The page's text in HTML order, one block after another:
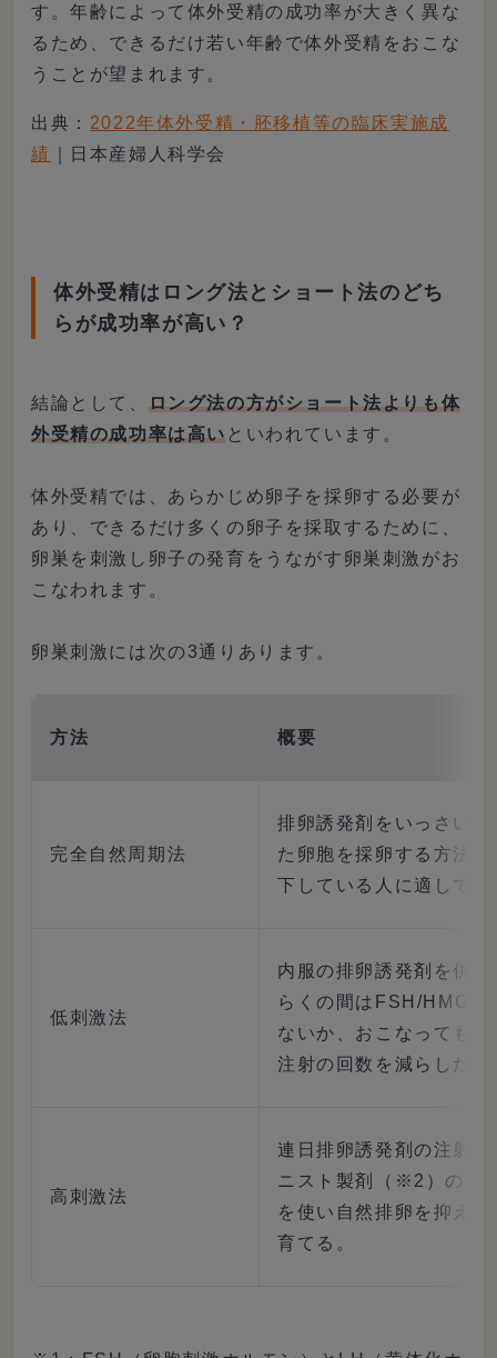
す。年齢によって体外受精の成功率が大きく異な
るため、できるだけ若い年齢で体外受精をおこな
うことが望まれます。
出典： 2022年体外受精・胚移植等の臨床実施成
績 ｜日本産婦人科学会
体外受精はロング法とショート法のどち
らが成功率が高い？
結論として、 ロング法の方がショート法よりも体
外受精の成功率は高いといわれています。
体外受精では、あらかじめ卵子を採卵する必要が
あり、できるだけ多くの卵子を採取するために、
卵巣を刺激し卵子の発育をうながす卵巣刺激がお
こなわれます。
卵巣刺激には次の3通りあります。
方法 概要
完全自然周期法
排卵誘発剤をいっさい
た卵胞を採卵する方法
下している人に適してい
低刺激法
内服の排卵誘発剤を併
らくの間はFSH/HMG
ないか、おこなっても1
注射の回数を減らした方
高刺激法
連日排卵誘発剤の注射
ニスト製剤（※2）の点
を使い自然排卵を抑え
育てる。